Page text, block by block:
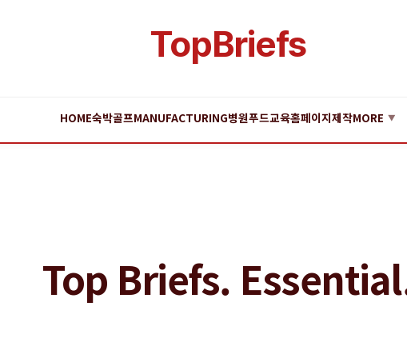
TopBriefs
HOME숙박골프MANUFACTURING병원푸드교육홈페이지제작MORE ▼
Top Briefs.